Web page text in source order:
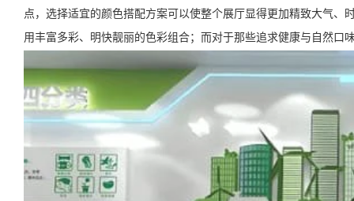
点，选择适宜的颜色搭配方案可以使整个展厅显得更加精致大气
用丰富多彩、明快靓丽的色彩组合；而对于那些追求健康与自然口